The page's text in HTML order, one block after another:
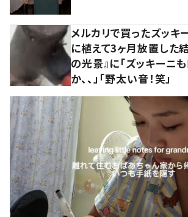
メルカリで買ったズッキ
に植えて3ヶ月放置し
の光景』に「ズッキーニ
か、、」「野太い音！笑」